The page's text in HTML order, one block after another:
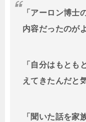
「アーロン博士
内容だったのが
「自分はもとも
えてきたんだと
「聞いた話を家